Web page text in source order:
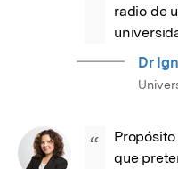
radio de
Dr
“
que